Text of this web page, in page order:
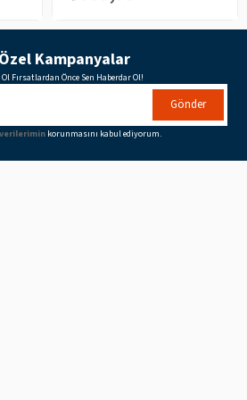
Kampanyalar
Fırsatlardan Önce Sen Haberdar Ol!
Gönder
korunmasını kabul ediyorum.